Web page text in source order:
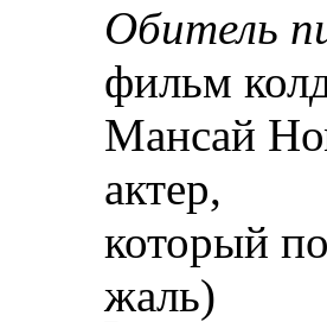
Обитель
фильм
Мансай
актер,
который
жаль)